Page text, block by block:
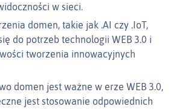
w sieci.
domen, takie jak .AI czy .IoT,
do potrzeb technologii WEB 3.0 i
tworzenia innowacyjnych
domen jest ważne w erze WEB 3.0,
jest stosowanie odpowiednich